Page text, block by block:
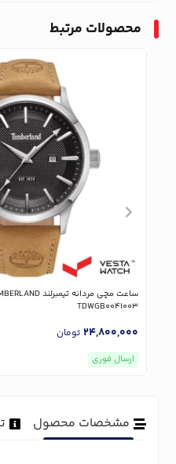
محصولات مرتبط
TDWGB0041003
24,800,000 تومان
ارسال فوری
مشخصات محصول